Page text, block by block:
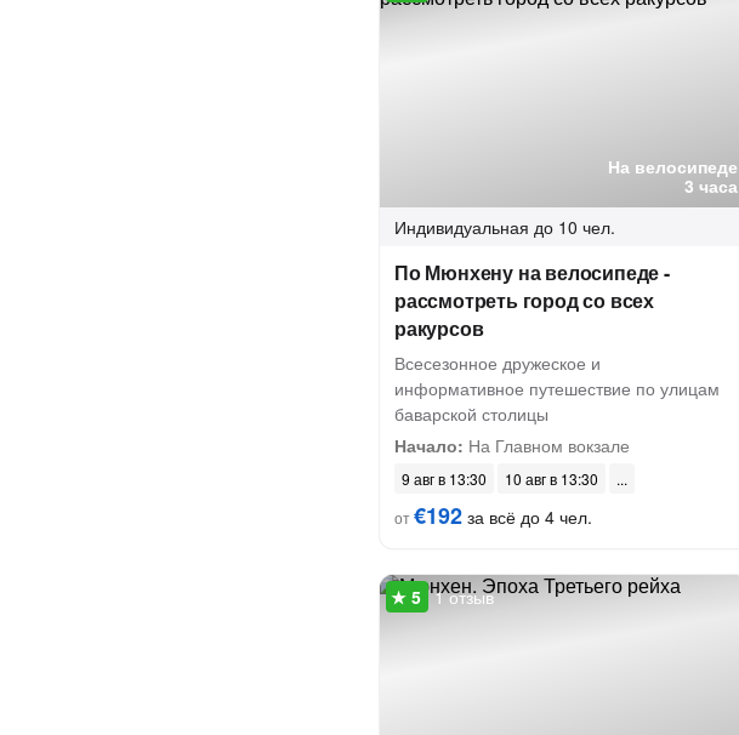
На велосипеде
3 часа
Индивидуальная до 10 чел.
По Мюнхену на велосипеде -
рассмотреть город со всех
ракурсов
Всесезонное дружеское и
информативное путешествие по улицам
баварской столицы
Начало: На Главном вокзале
9 авг в 13:30
10 авг в 13:30
от€192 за всё до 4 чел.
1 отзыв